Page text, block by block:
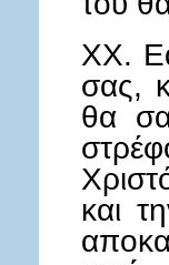
XX.
σας,
θα
και